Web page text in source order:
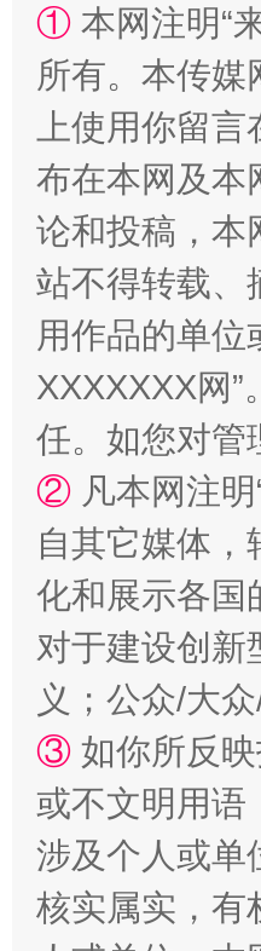
漫山遍野的桃花与雪山、
招工难、用工荒背
网上购药对药下症
① 本网注明“
所有。本传
上使用你留
布在本网及本
论和投稿，本
站不得转载、
用作品的单位
XXXXXXX网
任。如您对管
② 凡本网注
自其它媒体
化和展示各国
对于建设创新
义；公众/大
③ 如你所反
或不文明用语
涉及个人或单
核实属实，有